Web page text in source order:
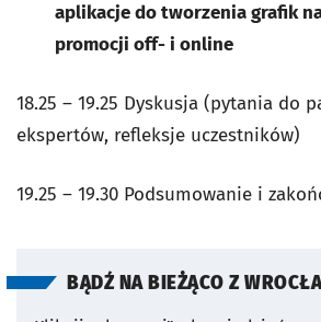
aplikacje do tworzenia grafik
promocji off- i online
18.25 – 19.25 Dyskusja (pytania do
ekspertów, refleksje uczestników)
19.25 – 19.30 Podsumowanie i
BĄDŹ NA BIEŻĄCO Z